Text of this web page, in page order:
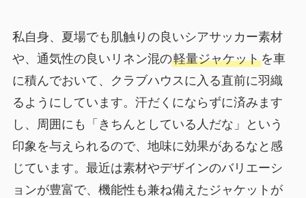
私自身、夏場でも肌触りの良いシアサッカー素材
や、通気性の良いリネン混の軽量ジャケットを車
に積んでおいて、クラブハウスに入る直前に羽織
るようにしています。汗だくにならずに済みます
し、周囲にも「きちんとしている人だな」という
印象を与えられるので、地味に効果があるなと感
じています。最近は素材やデザインのバリエーシ
ョンが豊富で、機能性も兼ね備えたジャケットが